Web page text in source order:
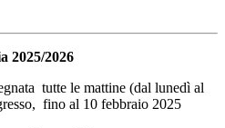
2025/2026
tutte le mattine (dal lunedì al
fino al 10 febbraio 2025